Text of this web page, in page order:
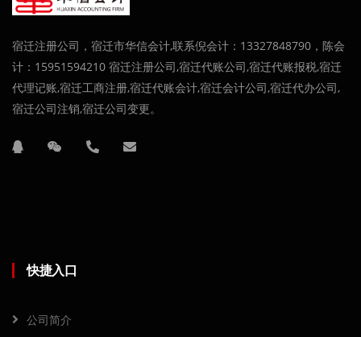
宿迁注册公司，宿迁市华信会计,联系倪会计：13327848790，陈会
计：15951594210 宿迁注册公司,宿迁代账公司,宿迁代账报税,宿迁
代理记账,宿迁工商注册,宿迁代账会计,宿迁会计公司,宿迁代办公司,
宿迁公司注销,宿迁公司变更。
快捷入口
公司简介